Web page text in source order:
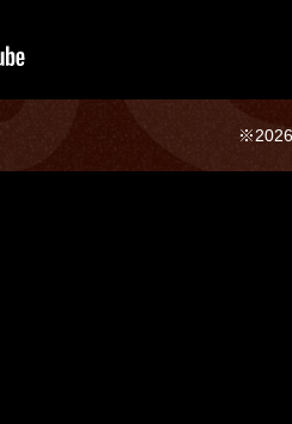
※2026